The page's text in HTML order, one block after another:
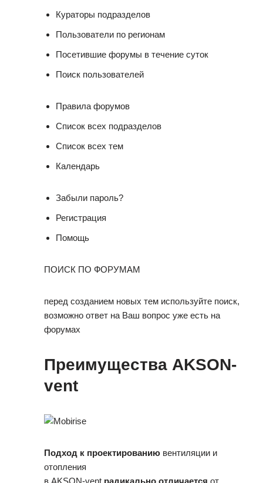
Кураторы подразделов
Пользователи по регионам
Посетившие форумы в течение суток
Поиск пользователей
Правила форумов
Список всех подразделов
Список всех тем
Календарь
Забыли пароль?
Регистрация
Помощь
ПОИСК ПО ФОРУМАМ
перед созданием новых тем используйте поиск,
возможно ответ на Ваш вопрос уже есть на
форумах
Преимущества AKSON-
vent
Подход к проектированию вентиляции и
отопления
в AKSON-vent радикально отличается от